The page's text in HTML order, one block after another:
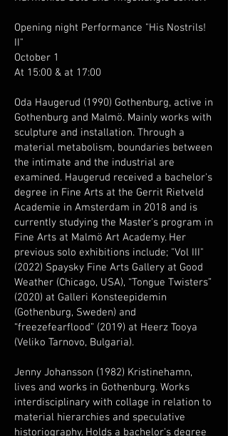
Opening night Performance "His Nostrils!
II"
October 1
At 15:00 & at 17:00
Oda Haugerud (1990) Gothenburg, active in
Gothenburg and Malmö. Mainly works with
sculpture and installation. Through a
material metabolism, boundaries between
the intimate and the industrial are
examined. Haugerud received a bachelor's
degree in Fine Arts at the Gerrit Rietveld
Academie in Amsterdam in 2018 and is
currently studying the Master's program in
Fine Arts at Malmö Art Academy. Her
previous solo exhibitions include; "Vol III"
(2022) Spaysky Fine Arts Gallery at Good
Weather (Chicago, USA), “Tongue Twisters”
(2020) at Galleri Konsteepidemin
(Gothenburg, Sweden) and
“freezefearflood” (2019) at Heerz Tooya
(Veliko Tarnovo, Bulgaria).
Jenny Johansson (1982) Kristinehamn,
lives and works in Gothenburg. Works
interdisciplinary with collage in relation to
material hierarchies and speculative
historiography. Holds a bachelor's degree